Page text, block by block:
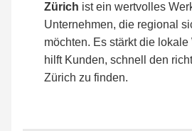
Zürich ist ein wertvolles
Unternehmen, die regional
möchten. Es stärkt die lokale
hilft Kunden, schnell den
Zürich zu finden.